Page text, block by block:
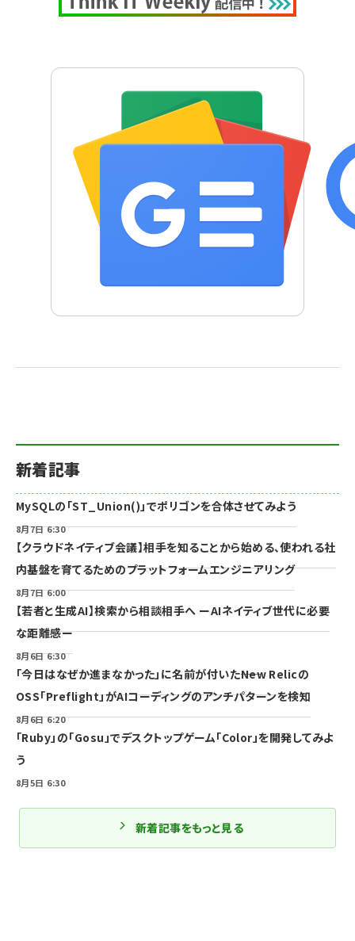
新着記事
MySQLの「ST_Union()」でポリゴンを合体させてみよう
8月7日 6:30
【クラウドネイティブ会議】相手を知ることから始める、使われる社
内基盤を育てるためのプラットフォームエンジニアリング
8月7日 6:00
【若者と生成AI】検索から相談相手へ ーAIネイティブ世代に必要
な距離感ー
8月6日 6:30
「今日はなぜか進まなかった」に名前が付いた――New Relicの
OSS「Preflight」がAIコーディングのアンチパターンを検知
8月6日 6:20
「Ruby」の「Gosu」でデスクトップゲーム「Color」を開発してみよ
う
8月5日 6:30
新着記事をもっと見る